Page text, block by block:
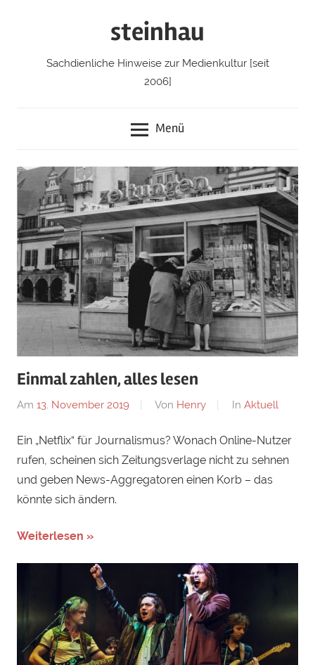
steinhau
Sachdienliche Hinweise zur Medienkultur [seit
2006]
Menü
Einmal zahlen, alles lesen
Am 13. November 2019 Von Henry In Aktuell
Ein „Netflix“ für Journalismus? Wonach Online-Nutzer
rufen, scheinen sich Zeitungsverlage nicht zu sehnen
und geben News-Aggregatoren einen Korb – das
könnte sich ändern.
Weiterlesen »